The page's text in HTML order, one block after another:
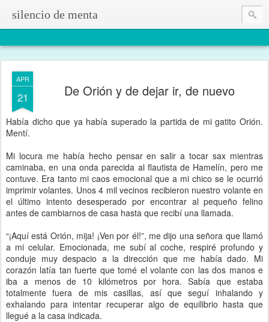
silencio de menta
APR
21 De Orión y de dejar ir, de nuevo
Había dicho que ya había superado la partida de mi gatito Orión.
Mentí.
Mi locura me había hecho pensar en salir a tocar sax mientras
caminaba, en una onda parecida al flautista de Hamelín, pero me
contuve. Era tanto mi caos emocional que a mi chico se le ocurrió
imprimir volantes. Unos 4 mil vecinos recibieron nuestro volante en
el último intento desesperado por encontrar al pequeño felino
antes de cambiarnos de casa hasta que recibí una llamada.
“¡Aquí está Orión, mija! ¡Ven por él!”, me dijo una señora que llamó
a mi celular. Emocionada, me subí al coche, respiré profundo y
conduje muy despacio a la dirección que me había dado. Mi
corazón latía tan fuerte que tomé el volante con las dos manos e
iba a menos de 10 kilómetros por hora. Sabía que estaba
totalmente fuera de mis casillas, así que seguí inhalando y
exhalando para intentar recuperar algo de equilibrio hasta que
llegué a la casa indicada.